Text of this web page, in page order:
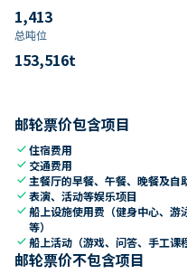
1,413
总吨位
153,516t
邮轮票价包含项目
check住宿费用
check 交通费用
check 主餐厅的早餐、午餐、晚餐及自
check表演、活动等娱乐项目
check船上设施使用费（健身中心、游
等）
check船上活动（游戏、问答、手工课
邮轮票价不包含项目